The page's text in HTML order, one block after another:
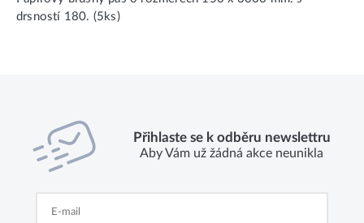
drsností 180. (5ks)
Přihlaste se k odběru newslettru
Aby Vám už žádná akce neunikla